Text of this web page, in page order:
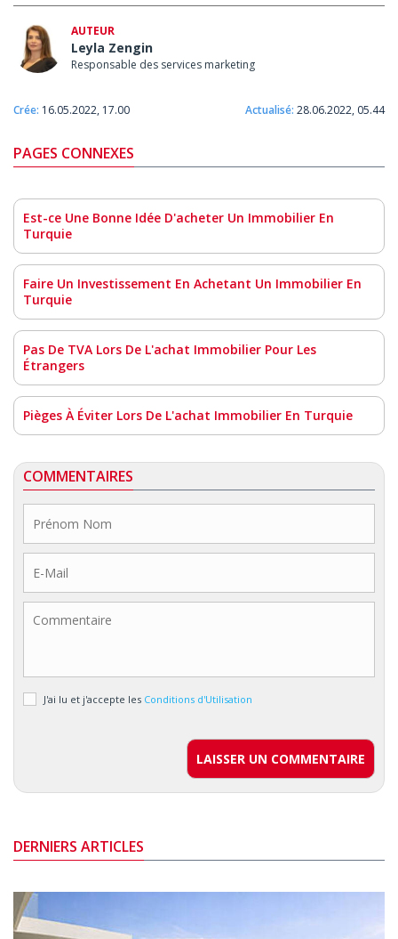
AUTEUR
Leyla Zengin
Responsable des services marketing
Crée: 16.05.2022, 17.00 Actualisé: 28.06.2022, 05.44
PAGES CONNEXES
Est-ce Une Bonne Idée D'acheter Un Immobilier En
Turquie
Faire Un Investissement En Achetant Un Immobilier En
Turquie
Pas De TVA Lors De L'achat Immobilier Pour Les
Étrangers
Pièges À Éviter Lors De L'achat Immobilier En Turquie
COMMENTAIRES
J'ai lu et j'accepte les Conditions d'Utilisation
LAISSER UN COMMENTAIRE
DERNIERS ARTICLES